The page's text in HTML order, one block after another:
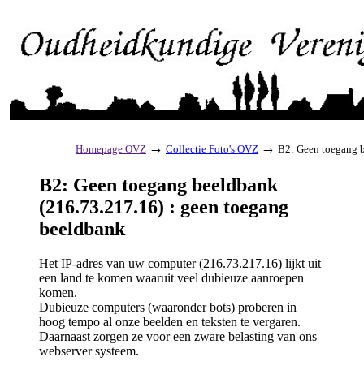
Homepage OVZ → Collectie Foto's OVZ → B2: Geen toegang
B2: Geen toegang beeldbank
(216.73.217.16) : geen toegang
beeldbank
Het IP-adres van uw computer (216.73.217.16) lijkt uit
een land te komen waaruit veel dubieuze aanroepen
komen.
Dubieuze computers (waaronder bots) proberen in
hoog tempo al onze beelden en teksten te vergaren.
Daarnaast zorgen ze voor een zware belasting van ons
webserver systeem.